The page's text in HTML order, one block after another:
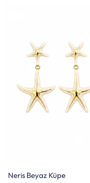
Neris Beyaz Küpe